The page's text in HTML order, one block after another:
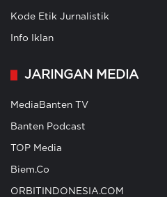
Kode Etik Jurnalistik
Info Iklan
JARINGAN MEDIA
MediaBanten TV
Banten Podcast
TOP Media
Biem.Co
ORBITINDONESIA.COM